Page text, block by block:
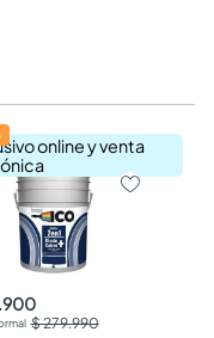
online y venta
$ 279.990